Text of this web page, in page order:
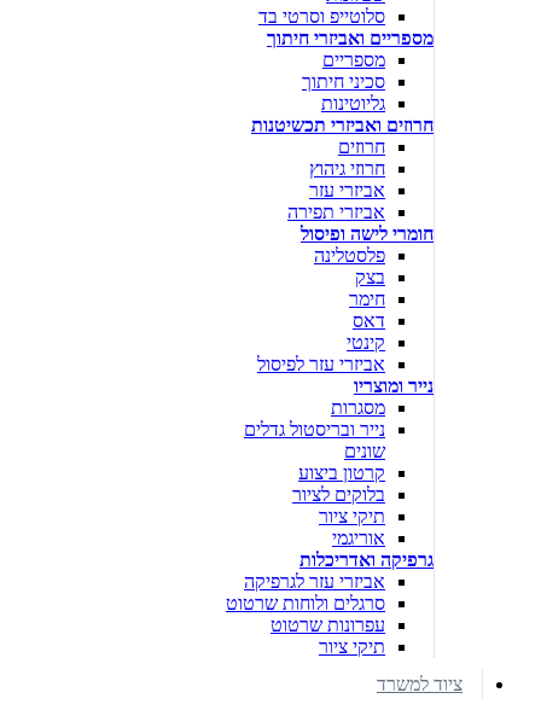
סלוטייפ וסרטי בד
מספריים ואביזרי חיתוך
מספריים
סכיני חיתוך
גליוטינות
חרוזים ואביזרי תכשיטנות
חרוזים
חרוזי גיהוץ
אביזרי עזר
אביזרי תפירה
חומרי לישה ופיסול
פלסטלינה
בצק
חימר
דאס
קינטי
אביזרי עזר לפיסול
נייר ומוצריו
מסגרות
נייר ובריסטול גדלים
שונים
קרטון ביצוע
בלוקים לציור
תיקי ציור
אוריגמי
גרפיקה ואדריכלות
אביזרי עזר לגרפיקה
סרגלים ולוחות שרטוט
עפרונות שרטוט
תיקי ציור
ציוד למשרד